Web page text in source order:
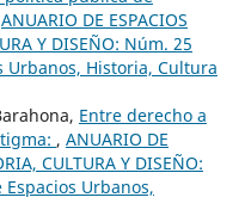
ANUARIO DE ESPACIOS
Y DISEÑO: Núm. 25
Urbanos, Historia, Cultura
Entre derecho a
, ANUARIO DE
CULTURA Y DISEÑO:
Urbanos,